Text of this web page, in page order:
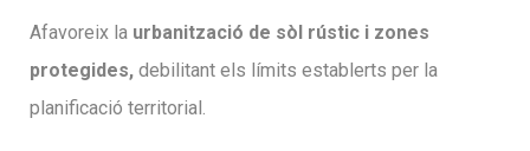
Afavoreix la urbanització de sòl rústic i zones
protegides, debilitant els límits establerts per la
planificació territorial.